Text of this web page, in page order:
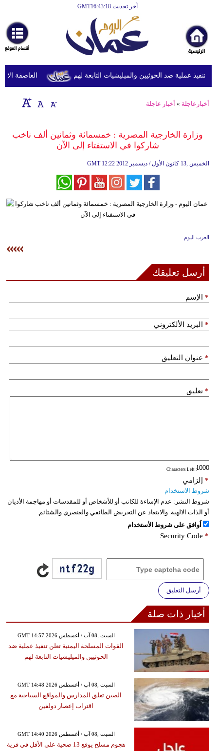
آخر تحديث GMT16:43:18
أخبارعاجلة
رياضة
ثقافة
إقتصاد
وموسيقى
سياحة
ديكور
مرأة
وتكنولوجيا
العاصفة عملية ضد الحوثيين والميليشيات التابعة لهم
أخبارعاجلة » أخبار عاجلة
وزارة الخارجية المصرية : خمسمائة وثمانين ألف ناخب
شاركوا في الاستفتاء إلى الآن
GMT 12:22 2012 الخميس ,13 كانون الأول / ديسمبر
العرب اليوم
أرسل تعليقك
الإسم *
البريد الألكتروني *
عنوان التعليق *
تعليق *
: Characters Left
إلزامي *
شروط الاستخدام
شروط النشر: عدم الإساءة للكاتب أو للأشخاص أو للمقدسات أو مهاجمة الأديان
أو الذات الالهية. والابتعاد عن التحريض الطائفي والعنصري والشتائم.
اُوافق على شروط الأستخدام
Security Code *
أرسل التعليق
أخبار ذات صلة
GMT 14:57 2026 السبت ,08 آب / أغسطس
القوات المسلحة اليمنية تعلن تنفيذ عملية ضد
الحوثيين والميليشيات التابعة لهم
GMT 14:48 2026 السبت ,08 آب / أغسطس
الصين تغلق المدارس والمواقع السياحية مع
اقتراب إعصار دولفين
GMT 14:40 2026 السبت ,08 آب / أغسطس
هجوم مسلح يوقع 13 ضحية على الأقل في قرية